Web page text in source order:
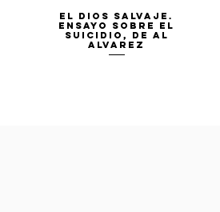
Vista rápida
El Dios Salvaje.
Ensayo sobre el
suicidio, de Al
Alvarez